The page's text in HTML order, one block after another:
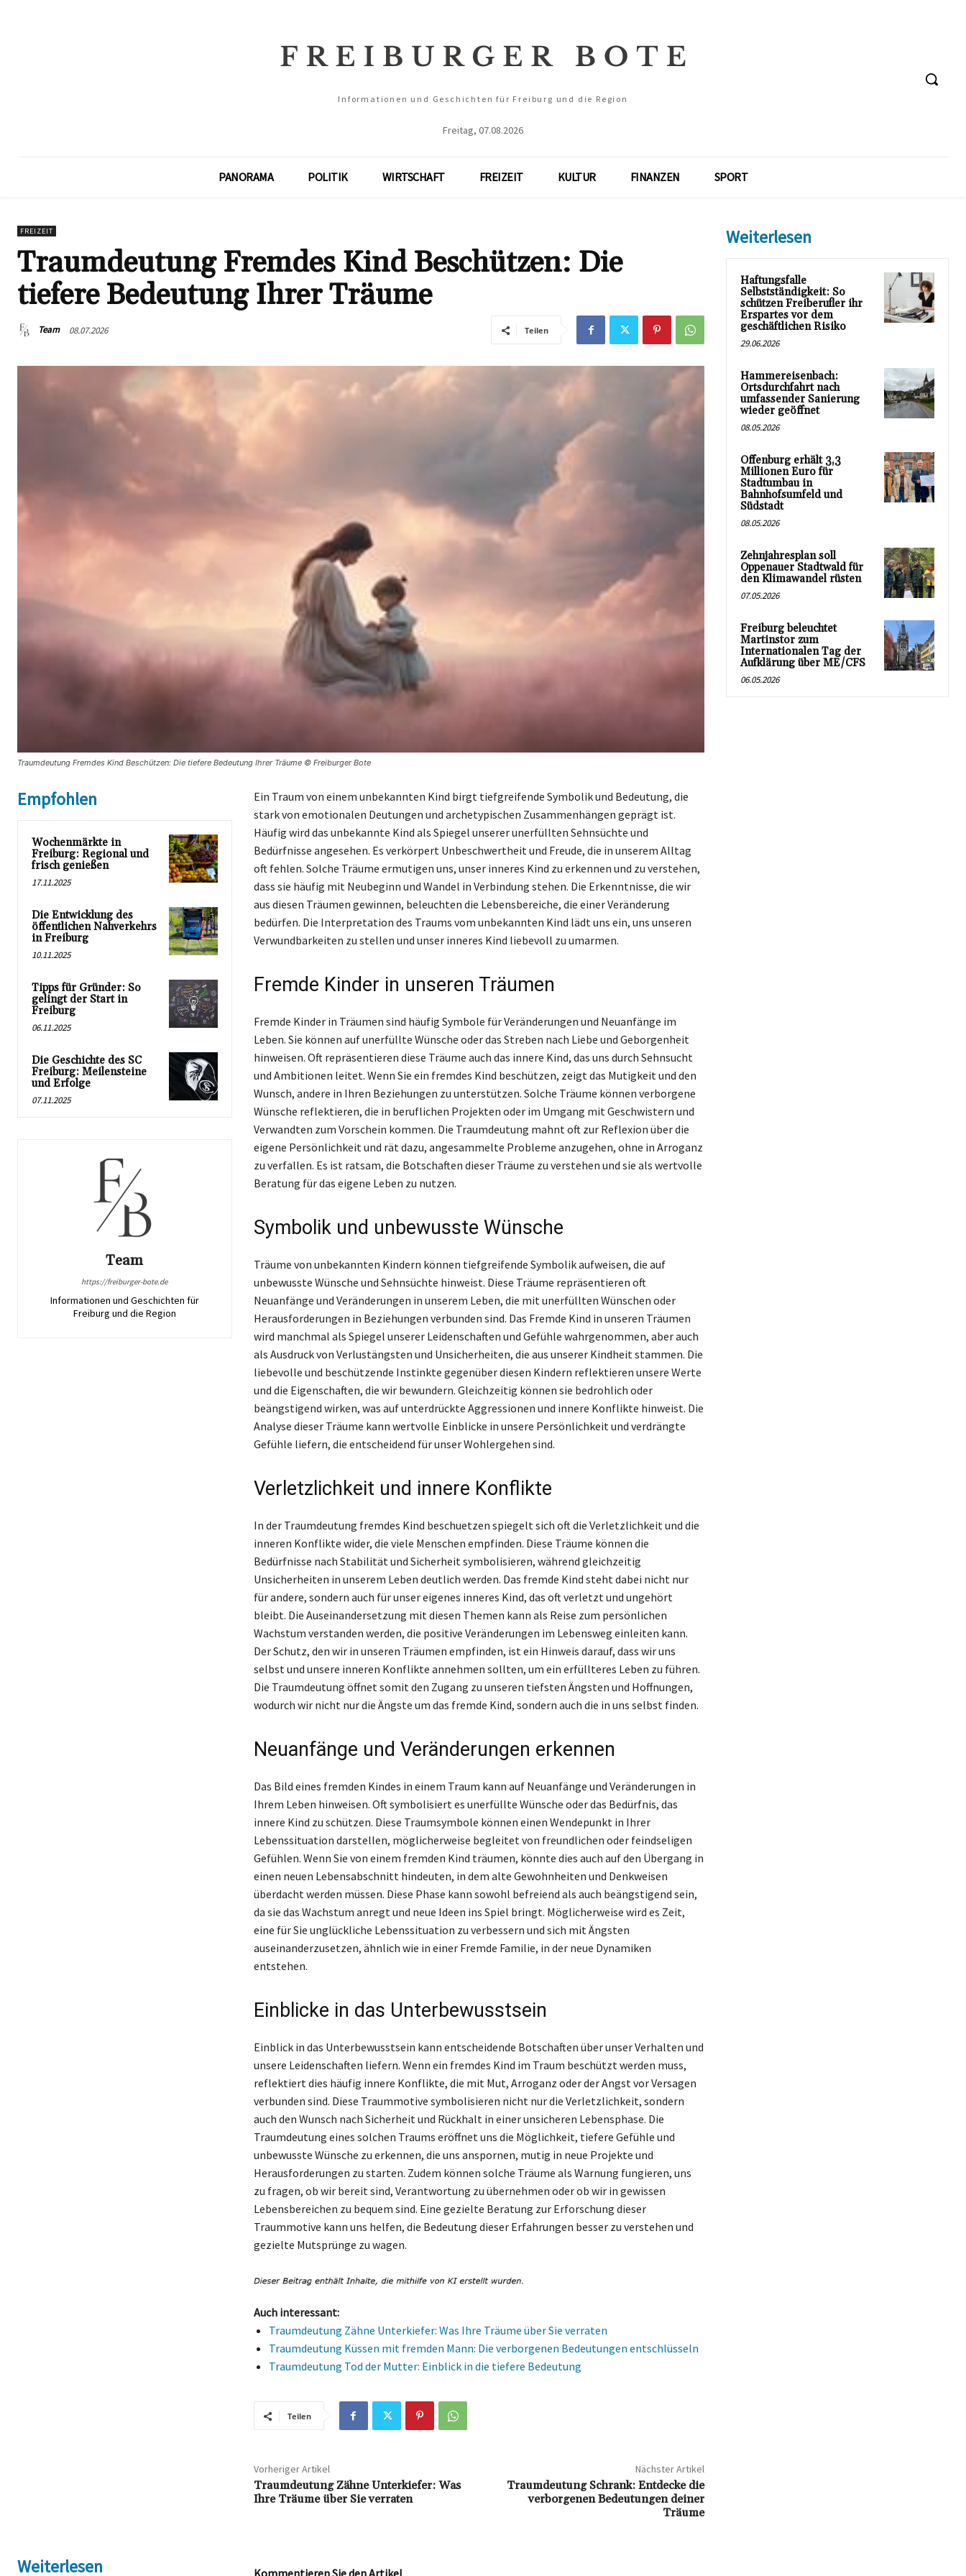
Informationen und Geschichten für Freiburg und die Region
Freitag, 07.08.2026
PANORAMA POLITIK WIRTSCHAFT FREIZEIT KULTUR FINANZEN SPORT
FREIZEIT
Traumdeutung Fremdes Kind Beschützen: Die
tiefere Bedeutung Ihrer Träume
Team 08.07.2026 Teilen
Traumdeutung Fremdes Kind Beschützen: Die tiefere Bedeutung Ihrer Träume © Freiburger Bote
Empfohlen
Wochenmärkte in
Freiburg: Regional und
frisch genießen
17.11.2025
Die Entwicklung des
öffentlichen Nahverkehrs
in Freiburg
10.11.2025
Tipps für Gründer: So
gelingt der Start in
Freiburg
06.11.2025
Die Geschichte des SC
Freiburg: Meilensteine
und Erfolge
07.11.2025
Team
https://freiburger-bote.de
Informationen und Geschichten für
Freiburg und die Region
Ein Traum von einem unbekannten Kind birgt tiefgreifende Symbolik und Bedeutung, die
stark von emotionalen Deutungen und archetypischen Zusammenhängen geprägt ist.
Häufig wird das unbekannte Kind als Spiegel unserer unerfüllten Sehnsüchte und
Bedürfnisse angesehen. Es verkörpert Unbeschwertheit und Freude, die in unserem Alltag
oft fehlen. Solche Träume ermutigen uns, unser inneres Kind zu erkennen und zu verstehen,
dass sie häufig mit Neubeginn und Wandel in Verbindung stehen. Die Erkenntnisse, die wir
aus diesen Träumen gewinnen, beleuchten die Lebensbereiche, die einer Veränderung
bedürfen. Die Interpretation des Traums vom unbekannten Kind lädt uns ein, uns unseren
Verwundbarkeiten zu stellen und unser inneres Kind liebevoll zu umarmen.
Fremde Kinder in unseren Träumen
Fremde Kinder in Träumen sind häufig Symbole für Veränderungen und Neuanfänge im
Leben. Sie können auf unerfüllte Wünsche oder das Streben nach Liebe und Geborgenheit
hinweisen. Oft repräsentieren diese Träume auch das innere Kind, das uns durch Sehnsucht
und Ambitionen leitet. Wenn Sie ein fremdes Kind beschützen, zeigt das Mutigkeit und den
Wunsch, andere in Ihren Beziehungen zu unterstützen. Solche Träume können verborgene
Wünsche reflektieren, die in beruflichen Projekten oder im Umgang mit Geschwistern und
Verwandten zum Vorschein kommen. Die Traumdeutung mahnt oft zur Reflexion über die
eigene Persönlichkeit und rät dazu, angesammelte Probleme anzugehen, ohne in Arroganz
zu verfallen. Es ist ratsam, die Botschaften dieser Träume zu verstehen und sie als wertvolle
Beratung für das eigene Leben zu nutzen.
Symbolik und unbewusste Wünsche
Träume von unbekannten Kindern können tiefgreifende Symbolik aufweisen, die auf
unbewusste Wünsche und Sehnsüchte hinweist. Diese Träume repräsentieren oft
Neuanfänge und Veränderungen in unserem Leben, die mit unerfüllten Wünschen oder
Herausforderungen in Beziehungen verbunden sind. Das Fremde Kind in unseren Träumen
wird manchmal als Spiegel unserer Leidenschaften und Gefühle wahrgenommen, aber auch
als Ausdruck von Verlustängsten und Unsicherheiten, die aus unserer Kindheit stammen. Die
liebevolle und beschützende Instinkte gegenüber diesen Kindern reflektieren unsere Werte
und die Eigenschaften, die wir bewundern. Gleichzeitig können sie bedrohlich oder
beängstigend wirken, was auf unterdrückte Aggressionen und innere Konflikte hinweist. Die
Analyse dieser Träume kann wertvolle Einblicke in unsere Persönlichkeit und verdrängte
Gefühle liefern, die entscheidend für unser Wohlergehen sind.
Verletzlichkeit und innere Konflikte
In der Traumdeutung fremdes Kind beschuetzen spiegelt sich oft die Verletzlichkeit und die
inneren Konflikte wider, die viele Menschen empfinden. Diese Träume können die
Bedürfnisse nach Stabilität und Sicherheit symbolisieren, während gleichzeitig
Unsicherheiten in unserem Leben deutlich werden. Das fremde Kind steht dabei nicht nur
für andere, sondern auch für unser eigenes inneres Kind, das oft verletzt und ungehört
bleibt. Die Auseinandersetzung mit diesen Themen kann als Reise zum persönlichen
Wachstum verstanden werden, die positive Veränderungen im Lebensweg einleiten kann.
Der Schutz, den wir in unseren Träumen empfinden, ist ein Hinweis darauf, dass wir uns
selbst und unsere inneren Konflikte annehmen sollten, um ein erfüllteres Leben zu führen.
Die Traumdeutung öffnet somit den Zugang zu unseren tiefsten Ängsten und Hoffnungen,
wodurch wir nicht nur die Ängste um das fremde Kind, sondern auch die in uns selbst finden.
Neuanfänge und Veränderungen erkennen
Das Bild eines fremden Kindes in einem Traum kann auf Neuanfänge und Veränderungen in
Ihrem Leben hinweisen. Oft symbolisiert es unerfüllte Wünsche oder das Bedürfnis, das
innere Kind zu schützen. Diese Traumsymbole können einen Wendepunkt in Ihrer
Lebenssituation darstellen, möglicherweise begleitet von freundlichen oder feindseligen
Gefühlen. Wenn Sie von einem fremden Kind träumen, könnte dies auch auf den Übergang in
einen neuen Lebensabschnitt hindeuten, in dem alte Gewohnheiten und Denkweisen
überdacht werden müssen. Diese Phase kann sowohl befreiend als auch beängstigend sein,
da sie das Wachstum anregt und neue Ideen ins Spiel bringt. Möglicherweise wird es Zeit,
eine für Sie unglückliche Lebenssituation zu verbessern und sich mit Ängsten
auseinanderzusetzen, ähnlich wie in einer Fremde Familie, in der neue Dynamiken
entstehen.
Einblicke in das Unterbewusstsein
Einblick in das Unterbewusstsein kann entscheidende Botschaften über unser Verhalten und
unsere Leidenschaften liefern. Wenn ein fremdes Kind im Traum beschützt werden muss,
reflektiert dies häufig innere Konflikte, die mit Mut, Arroganz oder der Angst vor Versagen
verbunden sind. Diese Traummotive symbolisieren nicht nur die Verletzlichkeit, sondern
auch den Wunsch nach Sicherheit und Rückhalt in einer unsicheren Lebensphase. Die
Traumdeutung eines solchen Traums eröffnet uns die Möglichkeit, tiefere Gefühle und
unbewusste Wünsche zu erkennen, die uns anspornen, mutig in neue Projekte und
Herausforderungen zu starten. Zudem können solche Träume als Warnung fungieren, uns
zu fragen, ob wir bereit sind, Verantwortung zu übernehmen oder ob wir in gewissen
Lebensbereichen zu bequem sind. Eine gezielte Beratung zur Erforschung dieser
Traummotive kann uns helfen, die Bedeutung dieser Erfahrungen besser zu verstehen und
gezielte Mutsprünge zu wagen.
Auch interessant:
Traumdeutung Zähne Unterkiefer: Was Ihre Träume über Sie verraten
Traumdeutung Küssen mit fremden Mann: Die verborgenen Bedeutungen entschlüsseln
Traumdeutung Tod der Mutter: Einblick in die tiefere Bedeutung
Teilen
Vorheriger Artikel
Traumdeutung Zähne Unterkiefer: Was
Ihre Träume über Sie verraten
Nächster Artikel
Traumdeutung Schrank: Entdecke die
verborgenen Bedeutungen deiner
Träume
Weiterlesen
Weiterlesen
Haftungsfalle
Selbstständigkeit: So
schützen Freiberufler ihr
Erspartes vor dem
geschäftlichen Risiko
29.06.2026
Hammereisenbach:
Ortsdurchfahrt nach
umfassender Sanierung
wieder geöffnet
08.05.2026
Offenburg erhält 3,3
Millionen Euro für
Stadtumbau in
Bahnhofsumfeld und
Südstadt
08.05.2026
Zehnjahresplan soll
Oppenauer Stadtwald für
den Klimawandel rüsten
07.05.2026
Freiburg beleuchtet
Martinstor zum
Internationalen Tag der
Aufklärung über ME/CFS
06.05.2026